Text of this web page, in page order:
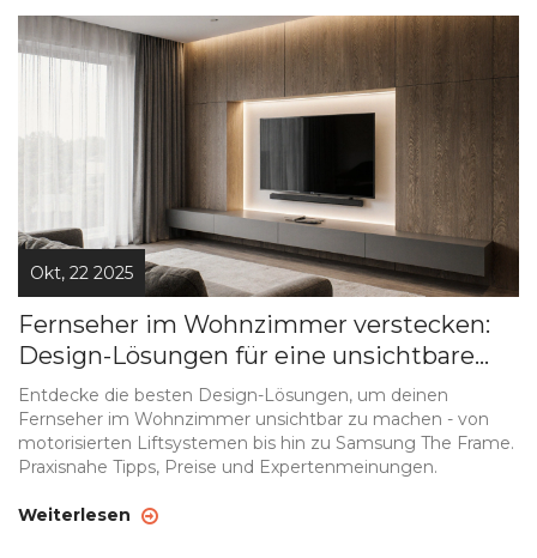
Okt, 22 2025
Fernseher im Wohnzimmer verstecken:
Design-Lösungen für eine unsichtbare
TV-Ecke
Entdecke die besten Design-Lösungen, um deinen
Fernseher im Wohnzimmer unsichtbar zu machen - von
motorisierten Liftsystemen bis hin zu Samsung The Frame.
Praxisnahe Tipps, Preise und Expertenmeinungen.
Weiterlesen